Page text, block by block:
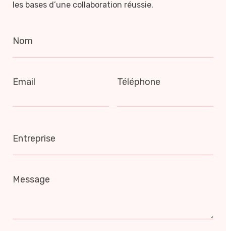
les bases d’une collaboration réussie.
Nom
Email Téléphone
Entreprise
Message